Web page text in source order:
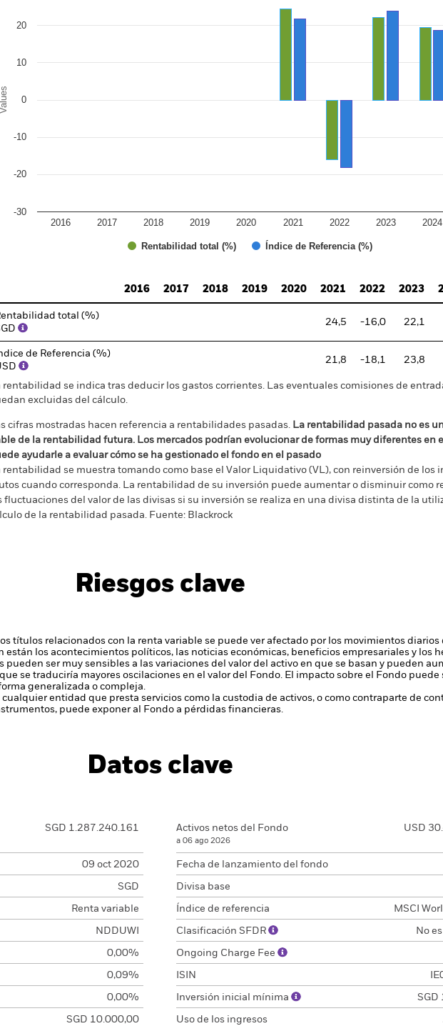
Values
Rentabilidad total (%) Índice de Referencia (%)
2016 2017 2018 2019 2020 2021 2022 2023 2024
-30
-20
-10
0
10
20
2016
2017 2018 2019 2020 2021 2022 2023
total (%)
24,5 -16,0 22,1
de Referencia (%)
21,8 -18,1 23,8
rentabilidad se indica tras deducir los gastos corrientes. Las eventuales comisiones de
excluidas del cálculo.
cifras mostradas hacen referencia a rentabilidades pasadas. La rentabilidad pasada no es
de la rentabilidad futura. Los mercados podrían evolucionar de formas muy diferentes en
ayudarle a evaluar cómo se ha gestionado el fondo en el pasado
rentabilidad se muestra tomando como base el Valor Liquidativo (VL), con reinversión de los
cuando corresponda. La rentabilidad de su inversión puede aumentar o disminuir como
fluctuaciones del valor de las divisas si su inversión se realiza en una divisa distinta de la
de la rentabilidad pasada. Fuente: Blackrock
Riesgos clave
títulos relacionados con la renta variable se puede ver afectado por los movimientos diarios
los acontecimientos políticos, las noticias económicas, beneficios empresariales y los
pueden ser muy sensibles a las variaciones del valor del activo en que se basan y pueden
se traduciría mayores oscilaciones en el valor del Fondo. El impacto sobre el Fondo puede
generalizada o compleja.
entidad que presta servicios como la custodia de activos, o como contraparte de
puede exponer al Fondo a pérdidas financieras.
Datos clave
SGD 1.287.240.161
09 oct 2020
SGD
Renta variable
NDDUWI
0,00%
0,09%
0,00%
SGD 10.000,00
Activos netos del Fondo
a 06 ago 2026
USD
Fecha de lanzamiento del fondo
Divisa base
Índice de referencia MSCI
Clasificación SFDR No
Ongoing Charge Fee
ISIN
Inversión inicial mínima SGD
Uso de los ingresos